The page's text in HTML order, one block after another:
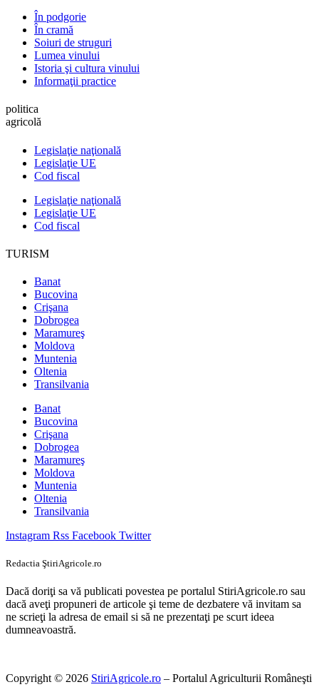
În podgorie
În cramă
Soiuri de struguri
Lumea vinului
Istoria şi cultura vinului
Informaţii practice
politica
agricolă
Legislaţie naţională
Legislaţie UE
Cod fiscal
Legislaţie naţională
Legislaţie UE
Cod fiscal
TURISM
Banat
Bucovina
Crişana
Dobrogea
Maramureş
Moldova
Muntenia
Oltenia
Transilvania
Banat
Bucovina
Crişana
Dobrogea
Maramureş
Moldova
Muntenia
Oltenia
Transilvania
Instagram Rss Facebook Twitter
Redactia ŞtiriAgricole.ro
Dacă doriţi sa vă publicati povestea pe portalul StiriAgricole.ro sau
dacă aveţi propuneri de articole şi teme de dezbatere vă invitam sa
ne scrieţi la adresa de email si să ne prezentaţi pe scurt ideea
dumneavoastră.
Copyright © 2026 StiriAgricole.ro – Portalul Agriculturii Româneşti